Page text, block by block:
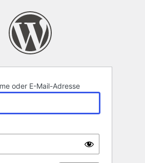
oder E-Mail-Adresse